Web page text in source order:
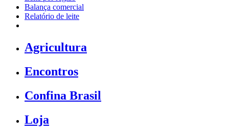
Balança comercial
Relatório de leite
Agricultura
Encontros
Confina Brasil
Loja